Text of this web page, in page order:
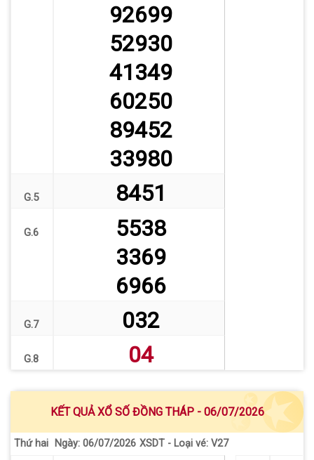
92699
52930
41349
60250
89452
33980
G.5 8451
G.6
5538
3369
6966
G.7 032
G.8 04
KẾT QUẢ XỔ SỐ ĐỒNG THÁP - 06/07/2026
Thứ hai Ngày: 06/07/2026 XSDT - Loại vé: V27